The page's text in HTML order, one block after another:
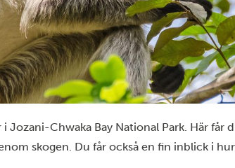
Chwaka Bay National Park. Här får
skogen. Du får också en fin inblick i